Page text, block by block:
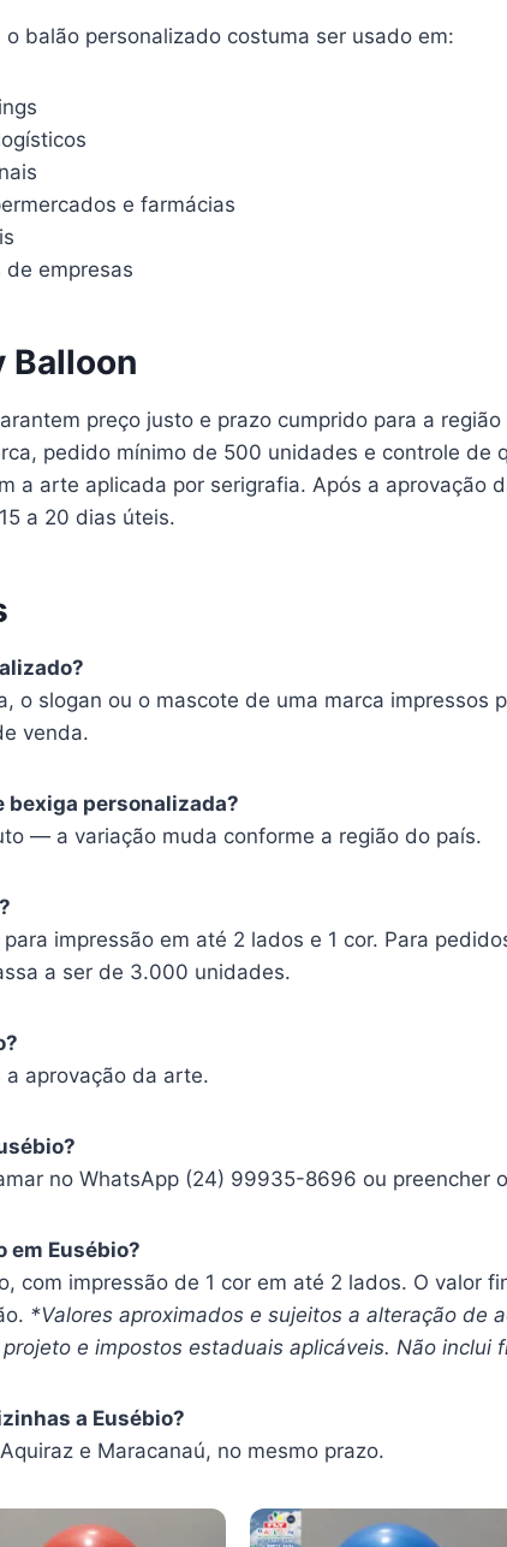
balão personalizado costuma ser usado em:
e farmácias
empresas
Balloon
preço justo e prazo cumprido para a
pedido mínimo de 500 unidades e controle de
a arte aplicada por serigrafia. Após a aprovação
a 20 dias úteis.
o slogan ou o mascote de uma marca impressos
venda.
bexiga personalizada?
— a variação muda conforme a região do país.
impressão em até 2 lados e 1 cor. Para
a ser de 3.000 unidades.
a aprovação da arte.
no WhatsApp (24) 99935-8696 ou preencher
em Eusébio?
com impressão de 1 cor em até 2 lados. O valor
*Valores aproximados e sujeitos a alteração de
e impostos estaduais aplicáveis. Não inclui
a Eusébio?
e Maracanaú, no mesmo prazo.